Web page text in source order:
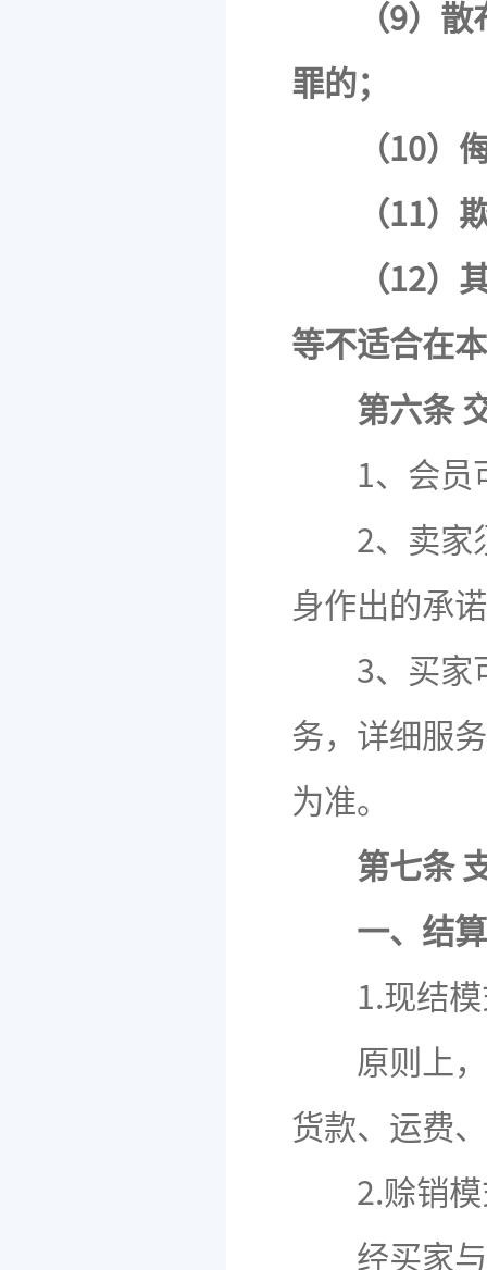
（9）
罪的；
（10）
（11）
（12）
等不适合在
第六条
1、会员可
2、卖家须
身作出的承
3、买家可
务，详细服
为准。
第七条
一、结
1.现结模
原则上，
货款、运费
2.赊销模
经买家与